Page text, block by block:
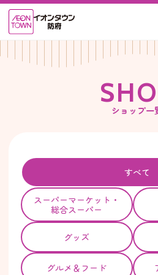
SHO
ショップ一
すべて
スーパーマーケット・
総合スーパー
グッズ
グルメ＆フード